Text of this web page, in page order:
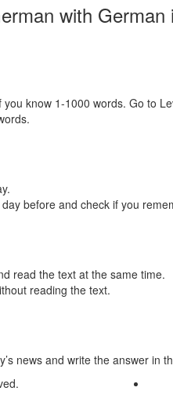
with German
know 1-1000 words. Go to
before and check if you
read the text at the same time.
reading the text.
news and write the answer in